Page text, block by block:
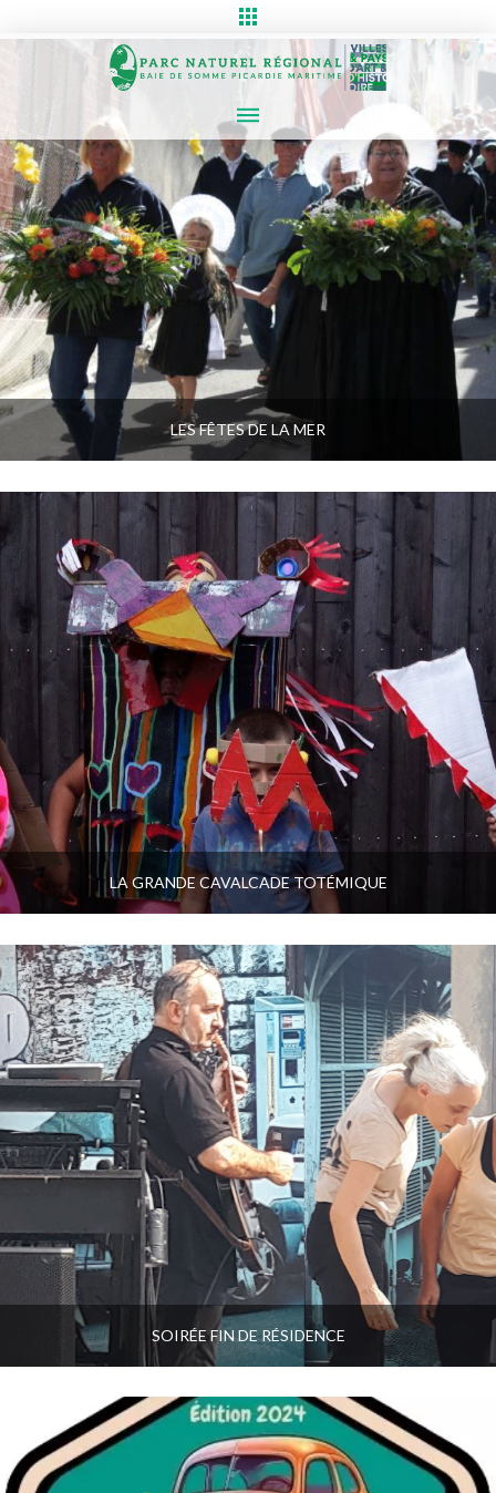
LES FÊTES DE LA MER
LA GRANDE CAVALCADE TOTÉMIQUE
SOIRÉE FIN DE RÉSIDENCE